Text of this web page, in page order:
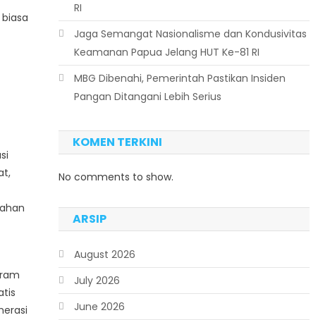
RI
Jaga Semangat Nasionalisme dan Kondusivitas
Keamanan Papua Jelang HUT Ke-81 RI
MBG Dibenahi, Pemerintah Pastikan Insiden
Pangan Ditangani Lebih Serius
KOMEN TERKINI
No comments to show.
ARSIP
August 2026
July 2026
June 2026